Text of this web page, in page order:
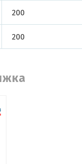
200
200